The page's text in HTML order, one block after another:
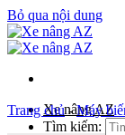
Bỏ qua nội dung
Xe nâng AZ
Tìm kiếm:
Trang chủ-Máy